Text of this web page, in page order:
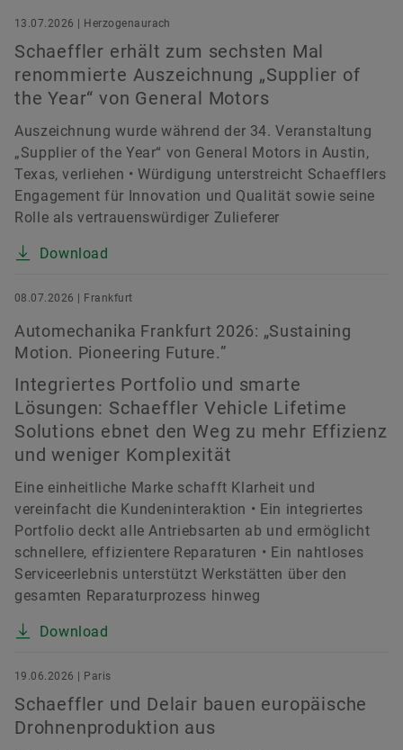
13.07.2026 | Herzogenaurach
Schaeffler erhält zum sechsten Mal
renommierte Auszeichnung „Supplier of
the Year“ von General Motors
Auszeichnung wurde während der 34. Veranstaltung
„Supplier of the Year“ von General Motors in Austin,
Texas, verliehen • Würdigung unterstreicht Schaefflers
Engagement für Innovation und Qualität sowie seine
Rolle als vertrauenswürdiger Zulieferer
Download
08.07.2026 | Frankfurt
Automechanika Frankfurt 2026: „Sustaining
Motion. Pioneering Future.”
Integriertes Portfolio und smarte
Lösungen: Schaeffler Vehicle Lifetime
Solutions ebnet den Weg zu mehr Effizienz
und weniger Komplexität
Eine einheitliche Marke schafft Klarheit und
vereinfacht die Kundeninteraktion • Ein integriertes
Portfolio deckt alle Antriebsarten ab und ermöglicht
schnellere, effizientere Reparaturen • Ein nahtloses
Serviceerlebnis unterstützt Werkstätten über den
gesamten Reparaturprozess hinweg
Download
19.06.2026 | Paris
Schaeffler und Delair bauen europäische
Drohnenproduktion aus